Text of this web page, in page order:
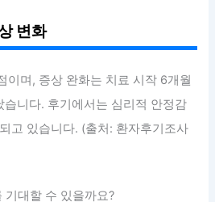
변화
이며, 증상 완화는 치료 시작 6개월
습니다. 후기에서는 심리적 안정감
고 있습니다. (출처: 환자후기조사
기대할 수 있을까요?